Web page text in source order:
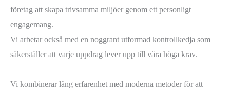
företag att skapa trivsamma miljöer genom ett personligt
engagemang.
Vi arbetar också med en noggrant utformad kontrollkedja som
säkerställer att varje uppdrag lever upp till våra höga krav.
Vi kombinerar lång erfarenhet med moderna metoder för att